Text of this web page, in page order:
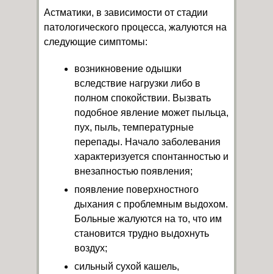
Астматики, в зависимости от стадии
патологического процесса, жалуются на
следующие симптомы:
возникновение одышки
вследствие нагрузки либо в
полном спокойствии. Вызвать
подобное явление может пыльца,
пух, пыль, температурные
перепады. Начало заболевания
характеризуется спонтанностью и
внезапностью появления;
появление поверхностного
дыхания с проблемным выдохом.
Больные жалуются на то, что им
становится трудно выдохнуть
воздух;
сильный сухой кашель,